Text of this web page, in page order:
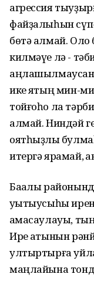
агрессия
файҙалыһын
бөтә алмай. Оло
килмәүе лә -
ике яҡтың мин-
тойғоһо ла
алмай. Ниндәй
оятһыҙлыҡ
итергә ярамай,
Баҡалы
уҡытыусыһы
ҡамасаулауы,
Ире ҡатынын
ултыртырға
маңлайына